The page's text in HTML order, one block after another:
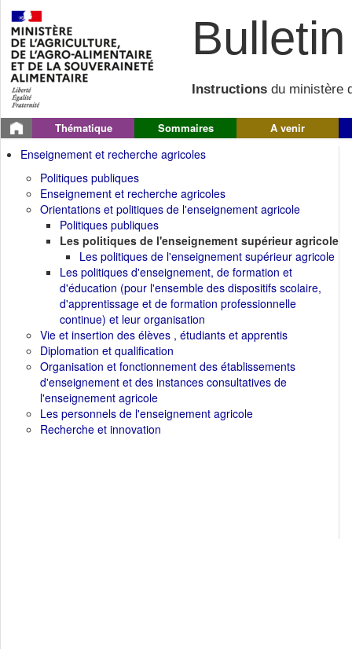
Instructions du ministère
Thématique Sommaires A venir
Enseignement et recherche agricoles
Politiques publiques
Enseignement et recherche agricoles
Orientations et politiques de l'enseignement agricole
Politiques publiques
Les politiques de l'enseignement supérieur agricole
Les politiques de l'enseignement supérieur agricole
Les politiques d'enseignement, de formation et
d'éducation (pour l'ensemble des dispositifs scolaire,
d'apprentissage et de formation professionnelle
continue) et leur organisation
Vie et insertion des élèves , étudiants et apprentis
Diplomation et qualification
Organisation et fonctionnement des établissements
d'enseignement et des instances consultatives de
l'enseignement agricole
Les personnels de l'enseignement agricole
Recherche et innovation